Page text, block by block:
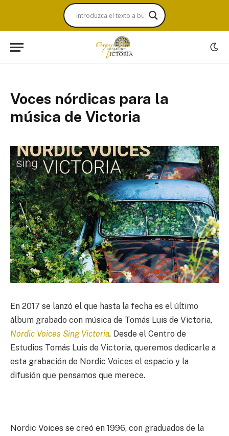
Voces nórdicas para la
música de Victoria
En 2017 se lanzó el que hasta la fecha es el último
álbum grabado con música de Tomás Luis de Victoria,
Nordic Voices Sing Victoria. Desde el Centro de
Estudios Tomás Luis de Victoria, queremos dedicarle a
esta grabación de Nordic Voices el espacio y la
difusión que pensamos que merece.
Nordic Voices se creó en 1996, con graduados de la